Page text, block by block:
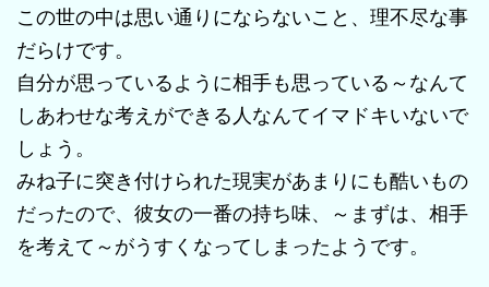
この世の中は思い通りにならないこと、理不尽な事
だらけです。
自分が思っているように相手も思っている～なんて
しあわせな考えができる人なんてイマドキいないで
しょう。
みね子に突き付けられた現実があまりにも酷いもの
だったので、彼女の一番の持ち味、～まずは、相手
を考えて～がうすくなってしまったようです。